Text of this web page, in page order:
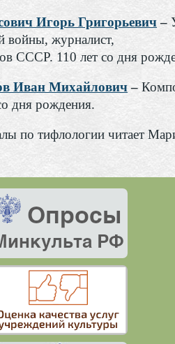
Игорь Григорьевич–
войны, журналист,
СССР. 110 лет со дня
Иван Михайлович–
дня рождения.
по тифлологии читает